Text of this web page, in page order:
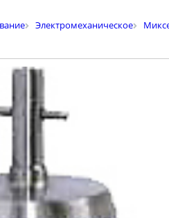
Электромеханическое